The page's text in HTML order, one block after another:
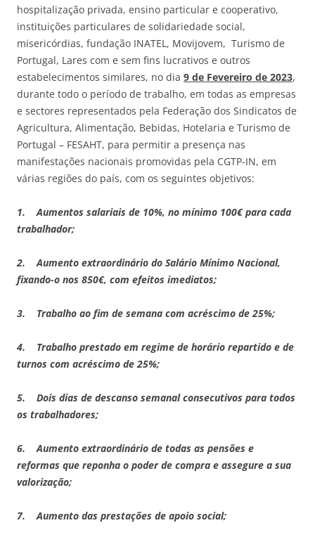
hospitalização privada, ensino particular e cooperativo,
instituições particulares de solidariedade social,
misericórdias, fundação INATEL, Movijovem, Turismo de
Portugal, Lares com e sem fins lucrativos e outros
estabelecimentos similares, no dia 9 de Fevereiro de 2023,
durante todo o período de trabalho, em todas as empresas
e sectores representados pela Federação dos Sindicatos de
Agricultura, Alimentação, Bebidas, Hotelaria e Turismo de
Portugal – FESAHT, para permitir a presença nas
manifestações nacionais promovidas pela CGTP-IN, em
várias regiões do país, com os seguintes objetivos:
1.Aumentos salariais de 10%, no mínimo 100€ para cada
trabalhador;
2.Aumento extraordinário do Salário Mínimo Nacional,
fixando-o nos 850€, com efeitos imediatos;
3. Trabalho ao fim de semana com acréscimo de 25%;
4. Trabalho prestado em regime de horário repartido e de
turnos com acréscimo de 25%;
5. Dois dias de descanso semanal consecutivos para todos
os trabalhadores;
6.Aumento extraordinário de todas as pensões e
reformas que reponha o poder de compra e assegure a sua
valorização;
7.Aumento das prestações de apoio social;